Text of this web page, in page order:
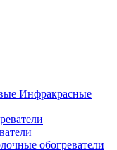
Инфракрасные